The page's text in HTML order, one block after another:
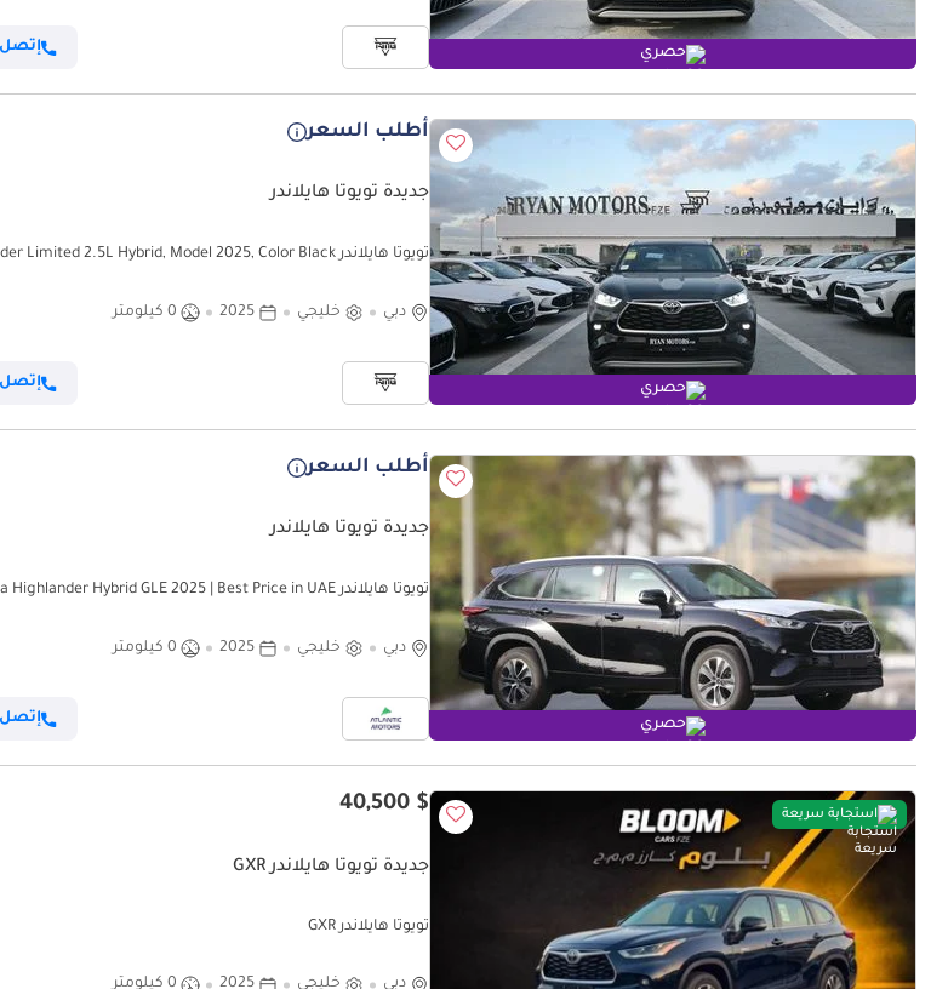
حصري إتصل
حصري
أطلب السعر
جديدة تويوتا هايلاندر
تويوتا هايلاندر Toyota Highlander Limited 2.5L Hybrid, Model 2025, Color Black
دبي خليجي 2025 0 كيلومتر
إتصل
حصري
أطلب السعر
جديدة تويوتا هايلاندر
دبي خليجي 2025 0 كيلومتر
إتصل
استجابة سريعة $ 40,500
جديدة تويوتا هايلاندر GXR
تويوتا هايلاندر GXR
دبي خليجي 2025 0 كيلومتر